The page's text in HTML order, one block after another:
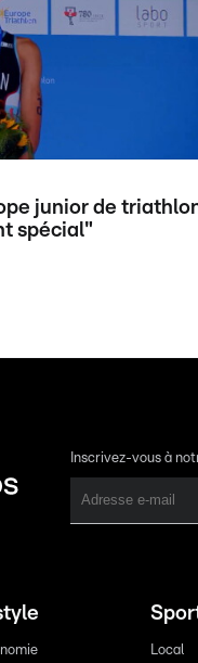
junior de
spécial"
Inscrivez-vous à
Local